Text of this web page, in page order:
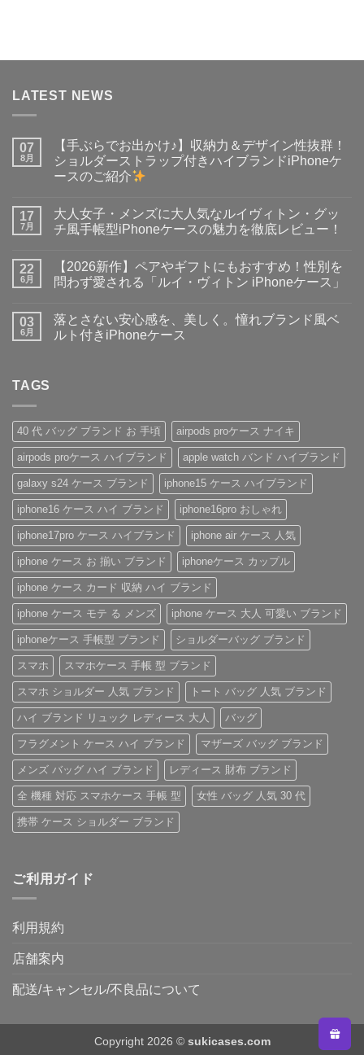
LATEST NEWS
07
8月
【手ぶらでお出かけ♪】収納力＆デザイン性抜群！
ショルダーストラップ付きハイブランドiPhoneケ
ースのご紹介
ら
で
お
♪】
収
＆
デ
ザ
ル
ダ
ー
ス
ト
ラ
ッ
プ
付
き
ハ
イ
ブ
ラ
ン
ド
iPhone
ケ
ー
ス
の
ご
紹
へ
の
ン
ト
は
り
ま
17
7月
大人女子・メンズに大人気なルイヴィトン・グッ
チ風手帳型iPhoneケースの魅力を徹底レビュー！
子・
メ
に
大
人
ン・
グ
ッ
チ
風
手
帳
型
iPhone
ケ
ー
ス
の
魅
力
を
徹
底
レ
ビ
ュ
ー！
へ
ト
は
あ
り
ま
22
6月
【2026新作】ペアやギフトにもおすすめ！性別を
問わず愛される「ルイ・ヴィトン iPhoneケース」
作】
ペ
ア
す
す
め！
性
別
を
問
わ
ず
愛
さ
れ
る
「ル
イ・
ヴ
ィ
ト
ン
iPhone
ケ
ー
ス」
の
ン
ト
は
03
6月
落とさない安心感を、美しく。憧れブランド風ベ
ルト付きiPhoneケース
感
を、
美
し
く。
憧
れ
ブ
ラ
ン
ド
風
ベ
ル
ト
付
き
iPhone
ケ
ー
ス
へ
の
あ
り
ま
せ
ん
TAGS
40 代 バッグ ブランド お 手頃 airpods proケース ナイキ
airpods proケース ハイブランド apple watch バンド ハイブランド
galaxy s24 ケース ブランド iphone15 ケース ハイブランド
iphone16 ケース ハイ ブランド iphone16pro おしゃれ
iphone17pro ケース ハイブランド iphone air ケース 人気
iphone ケース お 揃い ブランド iphoneケース カップル
iphone ケース カード 収納 ハイ ブランド
iphone ケース モテ る メンズ iphone ケース 大人 可愛い ブランド
iphoneケース 手帳型 ブランド ショルダーバッグ ブランド
スマホ スマホケース 手帳 型 ブランド
スマホ ショルダー 人気 ブランド トート バッグ 人気 ブランド
ハイ ブランド リュック レディース 大人 バッグ
フラグメント ケース ハイ ブランド マザーズ バッグ ブランド
メンズ バッグ ハイ ブランド レディース 財布 ブランド
全 機種 対応 スマホケース 手帳 型 女性 バッグ 人気 30 代
携帯 ケース ショルダー ブランド
ご利用ガイド
利用規約
店舗案内
配送/キャンセル/不良品について
Copyright 2026 © sukicases.com